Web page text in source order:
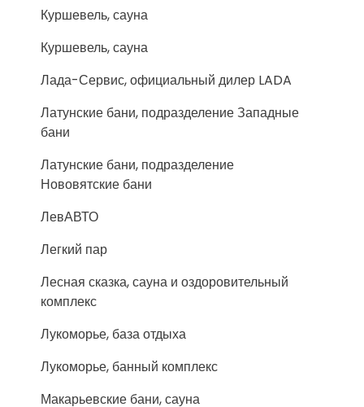
Куршевель, сауна
Куршевель, сауна
Лада-Сервис, официальный дилер LADA
Латунские бани, подразделение Западные
бани
Латунские бани, подразделение
Нововятские бани
ЛевАВТО
Легкий пар
Лесная сказка, сауна и оздоровительный
комплекс
Лукоморье, база отдыха
Лукоморье, банный комплекс
Макарьевские бани, сауна